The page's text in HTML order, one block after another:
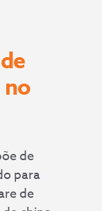
no
de
para
de